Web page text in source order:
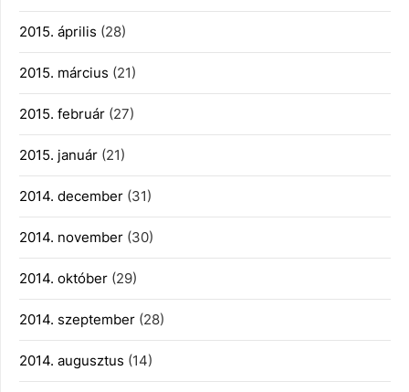
2015. április (28)
2015. március (21)
2015. február (27)
2015. január (21)
2014. december (31)
2014. november (30)
2014. október (29)
2014. szeptember (28)
2014. augusztus (14)